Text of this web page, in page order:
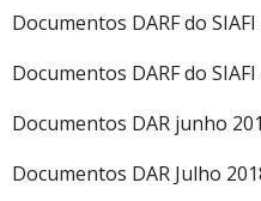
Documentos DARF do SIAFI
Documentos DARF do SIAFI
Documentos DAR junho
Documentos DAR Julho